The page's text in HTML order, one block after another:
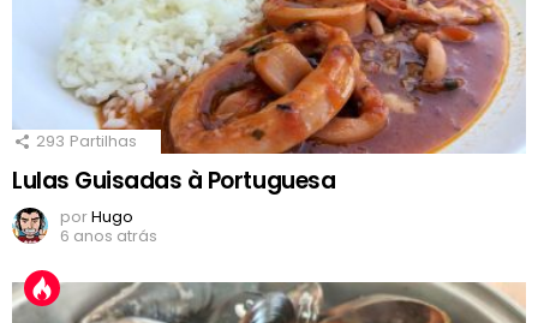
293 Partilhas
Lulas Guisadas à Portuguesa
porHugo
6 anos atrás